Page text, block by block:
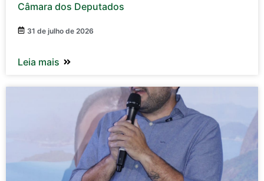
Câmara dos Deputados
31 de julho de 2026
Leia mais